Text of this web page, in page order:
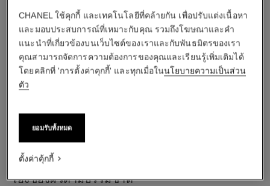
กลายเป็นตัวเร่งในการฟื้นฟูผิว เมื่อเป็นเรื่องการ
สร้างสรรค์ผลิตภัณฑ์​ SUBLIMAGE แล้ว เวลาคือ
สิ่งสำคัญเสมอ
นักวิทยาศาสตร์ของ CHANEL อย่าง Nicola
Fuzzati ผู้อำนวยการด้านนวัตกรรมและการพัฒนา
ส่วนผสมหลักของผลิตภัณฑ์ ได้ศึกษาพืชชนิดนี้
Éphémères ที่มีพลังในการฟื้นฟู ขณะที่ดอกมี
เมล็ดนั้นช่วยเสริมการผลัดเซลล์ผิว และใบอุดม
ด้วยสเต็มเซลล์ซึ่งช่วยเสริมสร้างการซ่อมแซมตัว
เองของผิวตามธรรมชาติ
CHANEL ใช้คุกกี้ และเทคโนโลยีที่คล้ายกัน เพื่อปรับแต่งเนื้อหา
และมอบประสบการณ์ที่เหมาะกับคุณ รวมถึงโฆษณาและคำ
แนะนำที่เกี่ยวข้องบนเว็บไซต์ของเราและกับพันธมิตรของเรา
คุณสามารถจัดการความต้องการของคุณและเรียนรู้เพิ่มเติมได้
โดยคลิกที่ 'การตั้งค่าคุกกี้' และทุกเมื่อในนโยบายความเป็นส่วน
ตัว
ยอมรับทั้งหมด
ตั้งค่าคุ้กกี้